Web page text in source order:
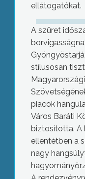
ellátogatókat.
A szüret
stílusosan
piacok
Város Baráti
biztosította. A
ellentétben a
nagy